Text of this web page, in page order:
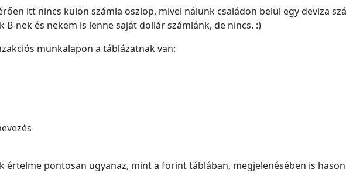
itt nincs külön számla oszlop, mivel nálunk családon belül egy deviza
B-nek és nekem is lenne saját dollár számlánk, de nincs. :)
munkalapon a táblázatnak van:
értelme pontosan ugyanaz, mint a forint táblában, megjelenésében is